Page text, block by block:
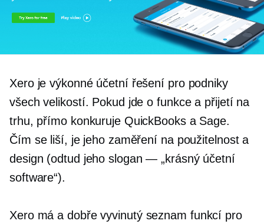
Xero je výkonné účetní řešení pro podniky
všech velikostí. Pokud jde o funkce a přijetí na
trhu, přímo konkuruje QuickBooks a Sage.
Čím se liší, je jeho zaměření na použitelnost a
design (odtud jeho slogan — „krásný účetní
software“).
Xero má adobře vyvinutýseznam funkcí pro